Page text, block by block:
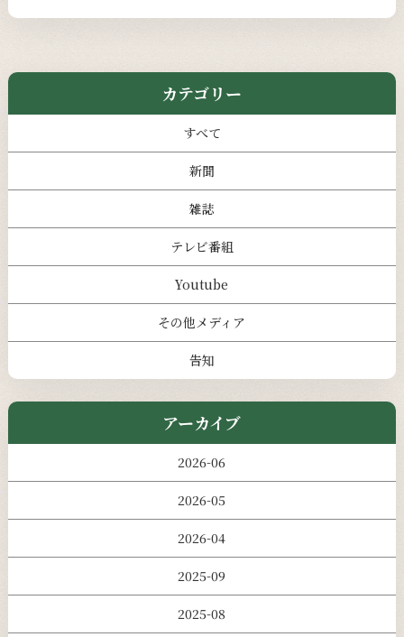
カテゴリー
すべて
新聞
雑誌
テレビ番組
Youtube
その他メディア
告知
アーカイブ
2026-06
2026-05
2026-04
2025-09
2025-08